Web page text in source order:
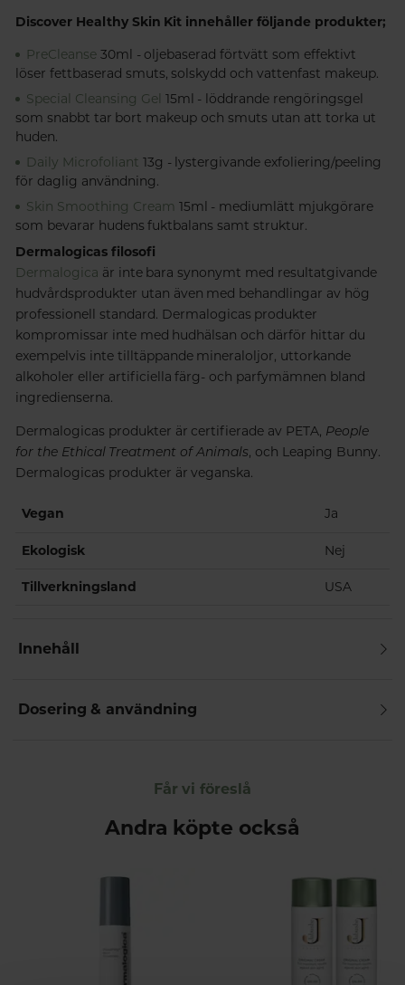
Discover Healthy Skin Kit innehåller följande produkter;
PreCleanse30ml - oljebaserad förtvätt som effektivt
löser fettbaserad smuts, solskydd och vattenfast makeup.
Special Cleansing Gel 15ml - löddrande rengöringsgel
som snabbt tar bort makeup och smuts utan att torka ut
huden.
Daily Microfoliant 13g - lystergivande exfoliering/peeling
för daglig användning.
Skin Smoothing Cream 15ml - mediumlätt mjukgörare
som bevarar hudens fuktbalans samt struktur.
Dermalogicas filosofi
Dermalogica är inte bara synonymt med resultatgivande
hudvårdsprodukter utan även med behandlingar av hög
professionell standard. Dermalogicas produkter
kompromissar inte med hudhälsan och därför hittar du
exempelvis inte tilltäppande mineraloljor, uttorkande
alkoholer eller artificiella färg- och parfymämnen bland
ingredienserna.
Dermalogicas produkter är certifierade av PETA, People
for the Ethical Treatment of Animals, och Leaping Bunny.
Dermalogicas produkter är veganska.
Vegan Ja
Ekologisk Nej
Tillverkningsland USA
Innehåll
Dosering & användning
Får vi föreslå
Andra köpte också